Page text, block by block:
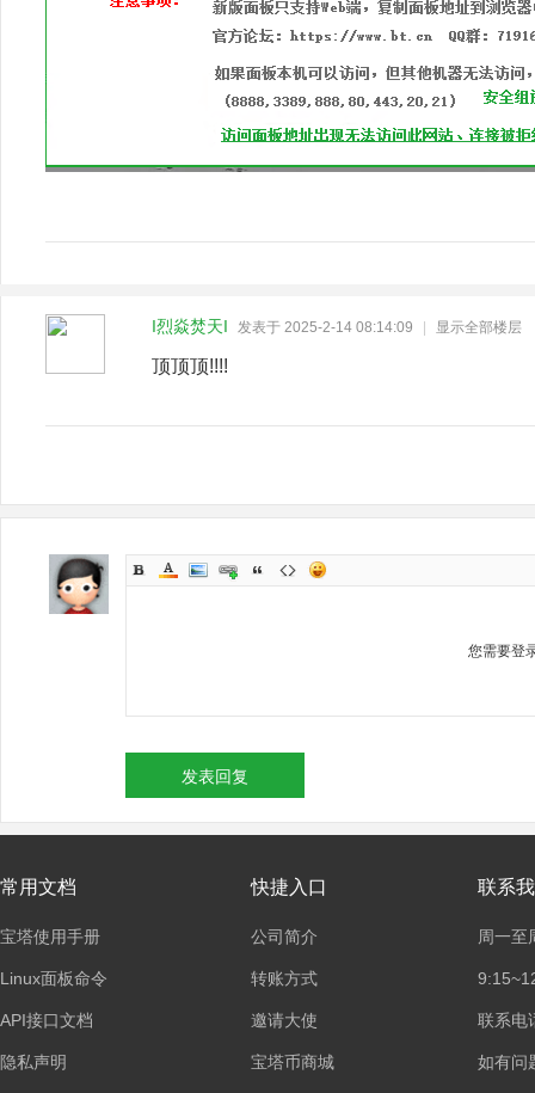
I烈焱焚天I 发表于 2025-2-14 08:14:09 显示全部楼层
顶顶顶!!!!
您需要登
发表回复
常用文档
宝塔使用手册
Linux面板命令
API接口文档
隐私声明
快捷入口
公司简介
转账方式
邀请大使
宝塔币商城
联系
周一至
联系电
如有问